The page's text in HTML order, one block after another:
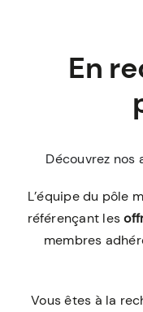
En
Découvrez nos
L’équipe du pôle
référençant les
membres
Vous êtes à la